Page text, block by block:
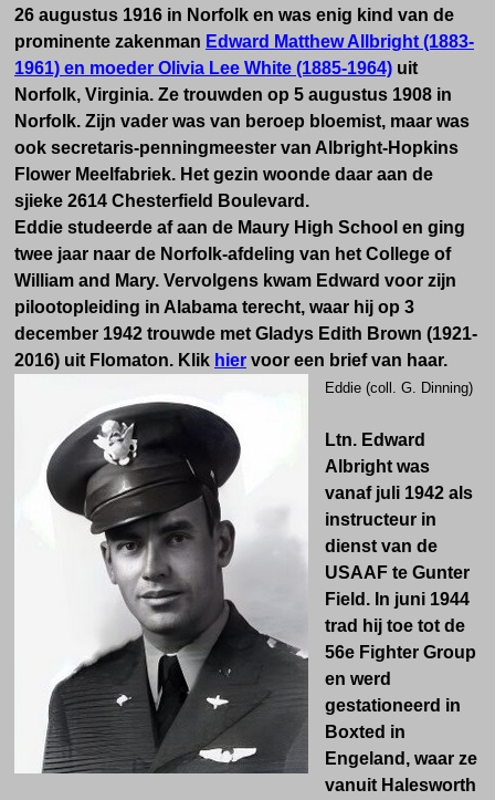
26 augustus 1916 in Norfolk en was enig kind van de
prominente zakenman Edward Matthew Allbright (1883-
1961) en moeder Olivia Lee White (1885-1964) uit
Norfolk, Virginia. Ze trouwden op 5 augustus 1908 in
Norfolk. Zijn vader was van beroep bloemist, maar was
ook secretaris-penningmeester van Albright-Hopkins
Flower Meelfabriek. Het gezin woonde daar aan de
sjieke 2614 Chesterfield Boulevard.
Eddie studeerde af aan de Maury High School en ging
twee jaar naar de Norfolk-afdeling van het College of
William and Mary. Vervolgens kwam Edward voor zijn
pilootopleiding in Alabama terecht, waar hij op 3
december 1942 trouwde met Gladys Edith Brown (1921-
2016) uit Flomaton. Klik hier voor een brief van haar.
Eddie (coll. G. Dinning)
Ltn. Edward
Albright was
vanaf juli 1942 als
instructeur in
dienst van de
USAAF te Gunter
Field. In juni 1944
trad hij toe tot de
56e Fighter Group
en werd
gestationeerd in
Boxted in
Engeland, waar ze
vanuit Halesworth